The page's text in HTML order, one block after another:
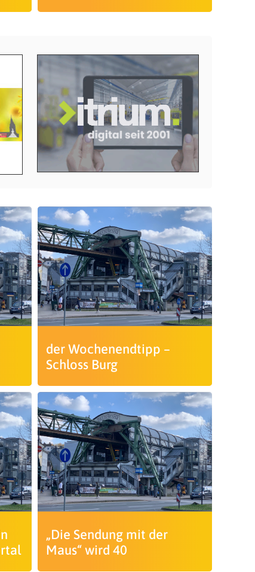
der Wochenendtipp –
Schloss Burg
„Die Sendung mit der
Maus“ wird 40